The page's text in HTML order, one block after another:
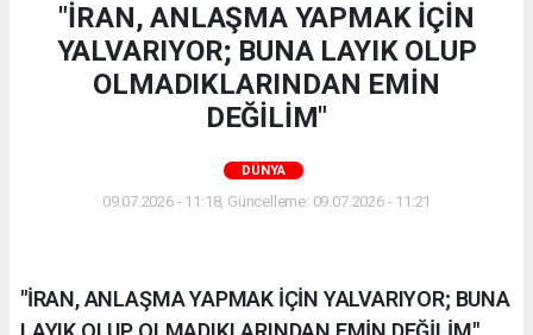
"İRAN, ANLAŞMA YAPMAK İÇİN
YALVARIYOR; BUNA LAYIK OLUP
OLMADIKLARINDAN EMİN
DEĞİLİM"
DÜNYA
09.07.2026 - 11:18, Güncelleme: 09.07.2026 - 11:21
"İRAN, ANLAŞMA YAPMAK İÇİN YALVARIYOR; BUNA